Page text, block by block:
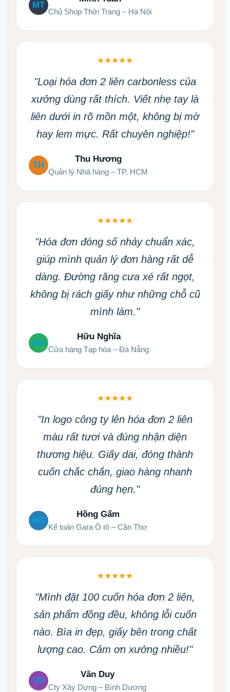
MT
Chủ Shop Thời Trang – Hà Nội
★★★★★
"Loại hóa đơn 2 liên carbonless của
xưởng dùng rất thích. Viết nhẹ tay là
liên dưới in rõ mồn một, không bị mờ
hay lem mực. Rất chuyên nghiệp!"
TH
Thu Hương
Quản lý Nhà hàng – TP. HCM
★★★★★
"Hóa đơn đóng số nhảy chuẩn xác,
giúp mình quản lý đơn hàng rất dễ
dàng. Đường răng cưa xé rất ngọt,
không bị rách giấy như những chỗ cũ
mình làm."
HN
Hữu Nghĩa
Cửa hàng Tạp hóa – Đà Nẵng
★★★★★
"In logo công ty lên hóa đơn 2 liên
màu rất tươi và đúng nhận diện
thương hiệu. Giấy dai, đóng thành
cuốn chắc chắn, giao hàng nhanh
đúng hẹn."
HG
Hồng Gấm
Kế toán Gara Ô tô – Cần Thơ
★★★★★
"Mình đặt 100 cuốn hóa đơn 2 liên,
sản phẩm đồng đều, không lỗi cuốn
nào. Bìa in đẹp, giấy bên trong chất
lượng cao. Cảm ơn xưởng nhiều!"
VD
Văn Duy
Cty Xây Dựng – Bình Dương